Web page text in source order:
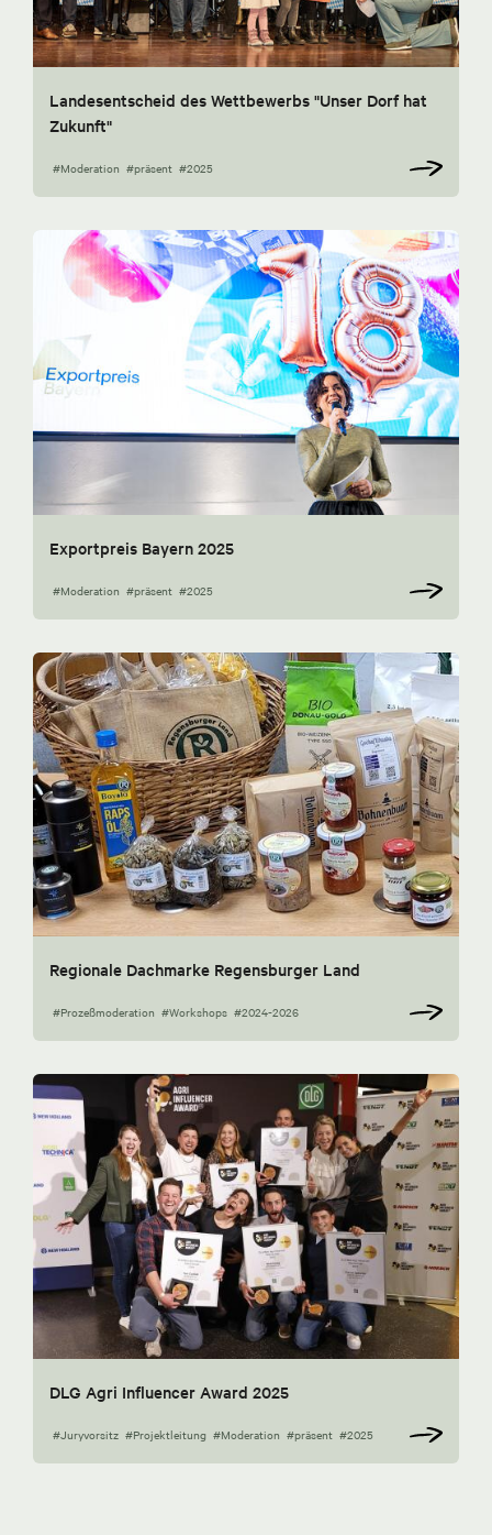
Landesentscheid des Wettbewerbs "Unser Dorf hat
Zukunft"
#Moderation #präsent #2025
Exportpreis Bayern 2025
#Moderation #präsent #2025
Regionale Dachmarke Regensburger Land
#Prozeßmoderation #Workshops #2024-2026
DLG Agri Influencer Award 2025
#Juryvorsitz #Projektleitung #Moderation #präsent #2025